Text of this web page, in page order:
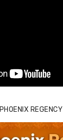
PHOENIX REGENCY